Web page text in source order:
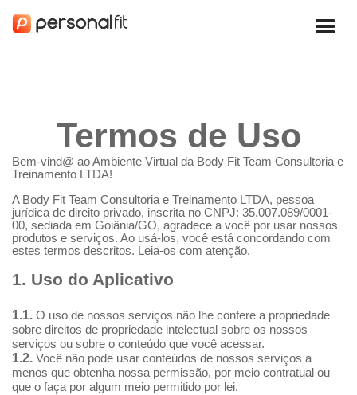
Termos de Uso
Bem-vind@ ao Ambiente Virtual da Body Fit Team Consultoria e
Treinamento LTDA!
A Body Fit Team Consultoria e Treinamento LTDA, pessoa
jurídica de direito privado, inscrita no CNPJ: 35.007.089/0001-
00, sediada em Goiânia/GO, agradece a você por usar nossos
produtos e serviços. Ao usá-los, você está concordando com
estes termos descritos. Leia-os com atenção.
1. Uso do Aplicativo
1.1. O uso de nossos serviços não lhe confere a propriedade
sobre direitos de propriedade intelectual sobre os nossos
serviços ou sobre o conteúdo que você acessar.
1.2. Você não pode usar conteúdos de nossos serviços a
menos que obtenha nossa permissão, por meio contratual ou
que o faça por algum meio permitido por lei.